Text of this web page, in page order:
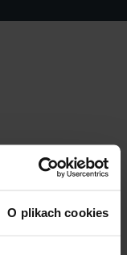
O plikach cookies